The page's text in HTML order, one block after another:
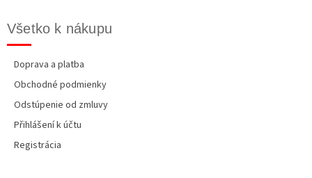
Všetko k nákupu
Doprava a platba
Obchodné podmienky
Odstúpenie od zmluvy
Přihlášení k účtu
Registrácia